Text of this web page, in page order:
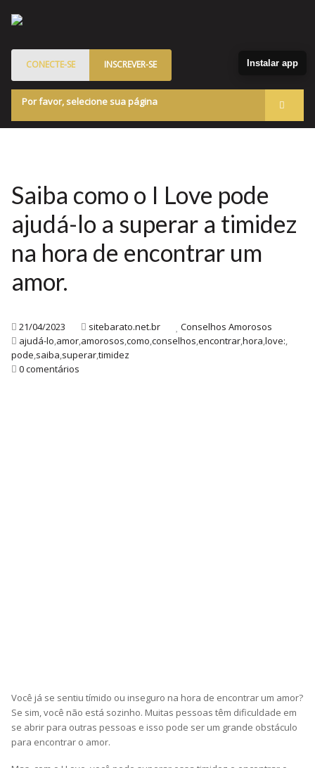
CONECTE-SE INSCREVER-SE
Por favor, selecione sua página
Programa de Patrocinados
Marketplace
Blog
Saiba como o I Love pode
ajudá-lo a superar a timidez
na hora de encontrar um
amor.
21/04/2023 sitebarato.net.br
Conselhos Amorosos
ajudá-lo,amor,amorosos,como,conselhos,encontrar,hora,love:,
pode,saiba,superar,timidez
0 comentários
Você já se sentiu tímido ou inseguro na hora de encontrar um amor?
Se sim, você não está sozinho. Muitas pessoas têm dificuldade em
se abrir para outras pessoas e isso pode ser um grande obstáculo
para encontrar o amor.
Instalar app